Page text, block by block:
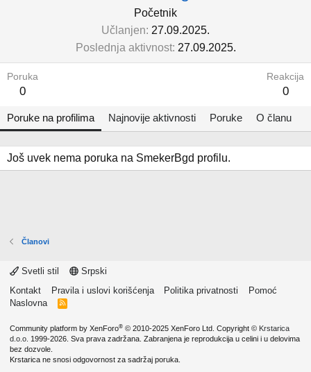
Početnik
Učlanjen 27.09.2025.
Poslednja aktivnost 27.09.2025.
Poruka
0
Reakcija
0
Poruke na profilima Najnovije aktivnosti Poruke O članu
Još uvek nema poruka na SmekerBgd profilu.
Članovi
Svetli stil
Srpski
Kontakt
Pravila i uslovi korišćenja Politika privatnosti
Pomoć
Naslovna
R
Community platform by XenForo® © 2010-2025 XenForo Ltd. Copyright © Krstarica
d.o.o. 1999-2026. Sva prava zadržana. Zabranjena je reprodukcija u celini i u delovima
bez dozvole.
Krstarica ne snosi odgovornost za sadržaj poruka.